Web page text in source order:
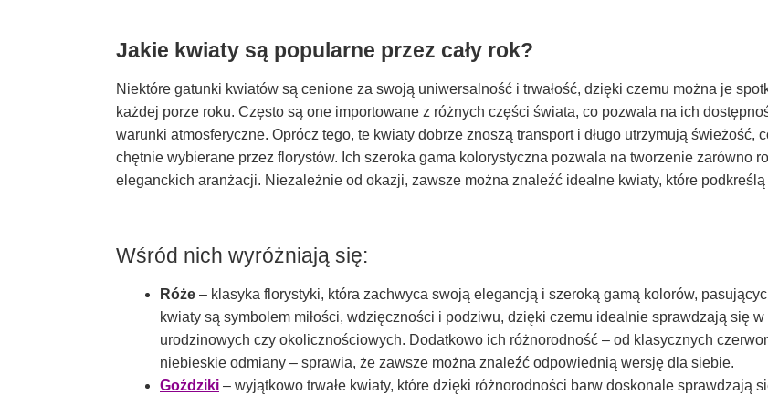
Jakie kwiaty są popularne przez cały rok?
Niektóre gatunki kwiatów są cenione za swoją uniwersalność i trwałość, dzięki czemu można je
każdej porze roku. Często są one importowane z różnych części świata, co pozwala na ich
warunki atmosferyczne. Oprócz tego, te kwiaty dobrze znoszą transport i długo utrzymują świeżość,
chętnie wybierane przez florystów. Ich szeroka gama kolorystyczna pozwala na tworzenie zarówno
eleganckich aranżacji. Niezależnie od okazji, zawsze można znaleźć idealne kwiaty, które
Wśród nich wyróżniają się:
Róże – klasyka florystyki, która zachwyca swoją elegancją i szeroką gamą kolorów,
kwiaty są symbolem miłości, wdzięczności i podziwu, dzięki czemu idealnie sprawdzają się
urodzinowych czy okolicznościowych. Dodatkowo ich różnorodność – od klasycznych
niebieskie odmiany – sprawia, że zawsze można znaleźć odpowiednią wersję dla siebie.
Goździki – wyjątkowo trwałe kwiaty, które dzięki różnorodności barw doskonale sprawdzają